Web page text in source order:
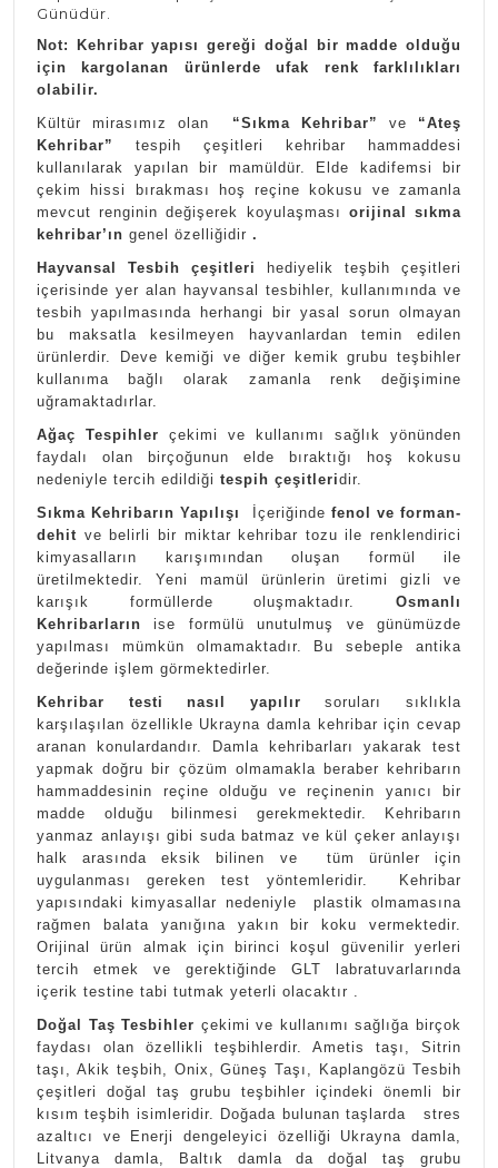
Günüdür.
Not: Kehribar yapısı gereği doğal bir madde olduğu
için kargolanan ürünlerde ufak renk farklılıkları
olabilir.
Kültür mirasımız olan “Sıkma Kehribar” ve “Ateş
Kehribar” tespih çeşitleri kehribar hammaddesi
kullanılarak yapılan bir mamüldür. Elde kadifemsi bir
çekim hissi bırakması hoş reçine kokusu ve zamanla
mevcut renginin değişerek koyulaşması orijinal sıkma
kehribar’ın genel özelliğidir .
Hayvansal Tesbih çeşitleri hediyelik teşbih çeşitleri
içerisinde yer alan hayvansal tesbihler, kullanımında ve
tesbih yapılmasında herhangi bir yasal sorun olmayan
bu maksatla kesilmeyen hayvanlardan temin edilen
ürünlerdir. Deve kemiği ve diğer kemik grubu teşbihler
kullanıma bağlı olarak zamanla renk değişimine
uğramaktadırlar.
Ağaç Tespihler çekimi ve kullanımı sağlık yönünden
faydalı olan birçoğunun elde bıraktığı hoş kokusu
nedeniyle tercih edildiği tespih çeşitleridir.
Sıkma Kehribarın Yapılışı
İçeriğinde fenol ve forman-
dehit ve belirli bir miktar kehribar tozu ile renklendirici
kimyasalların karışımından oluşan formül ile
üretilmektedir. Yeni mamül ürünlerin üretimi gizli ve
karışık formüllerde oluşmaktadır. Osmanlı
Kehribarların ise formülü unutulmuş ve günümüzde
yapılması mümkün olmamaktadır. Bu sebeple antika
değerinde işlem görmektedirler.
Kehribar testi nasıl yapılır soruları sıklıkla
karşılaşılan özellikle Ukrayna damla kehribar için cevap
aranan konulardandır. Damla kehribarları yakarak test
yapmak doğru bir çözüm olmamakla beraber kehribarın
hammaddesinin reçine olduğu ve reçinenin yanıcı bir
madde olduğu bilinmesi gerekmektedir. Kehribarın
yanmaz anlayışı gibi suda batmaz ve kül çeker anlayışı
halk arasında eksik bilinen ve tüm ürünler için
uygulanması gereken test yöntemleridir. Kehribar
yapısındaki kimyasallar nedeniyle plastik olmamasına
rağmen balata yanığına yakın bir koku vermektedir.
Orijinal ürün almak için birinci koşul güvenilir yerleri
tercih etmek ve gerektiğinde GLT labratuvarlarında
içerik testine tabi tutmak yeterli olacaktır .
Doğal Taş Tesbihler çekimi ve kullanımı sağlığa birçok
faydası olan özellikli teşbihlerdir. Ametis taşı, Sitrin
taşı, Akik teşbih, Onix, Güneş Taşı, Kaplangözü Tesbih
çeşitleri doğal taş grubu teşbihler içindeki önemli bir
kısım teşbih isimleridir. Doğada bulunan taşlarda stres
azaltıcı ve Enerji dengeleyici özelliği Ukrayna damla,
Litvanya damla, Baltık damla da doğal taş grubu